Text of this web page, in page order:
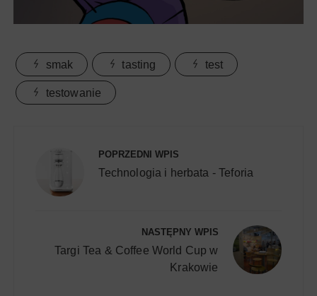
smak tasting test
testowanie
wpisu
POPRZEDNI WPIS
Technologia i herbata - Teforia
NASTĘPNY WPIS
Targi Tea & Coffee World Cup w
Krakowie